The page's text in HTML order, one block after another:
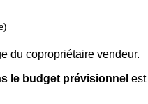
du copropriétaire vendeur.
le budget prévisionnel